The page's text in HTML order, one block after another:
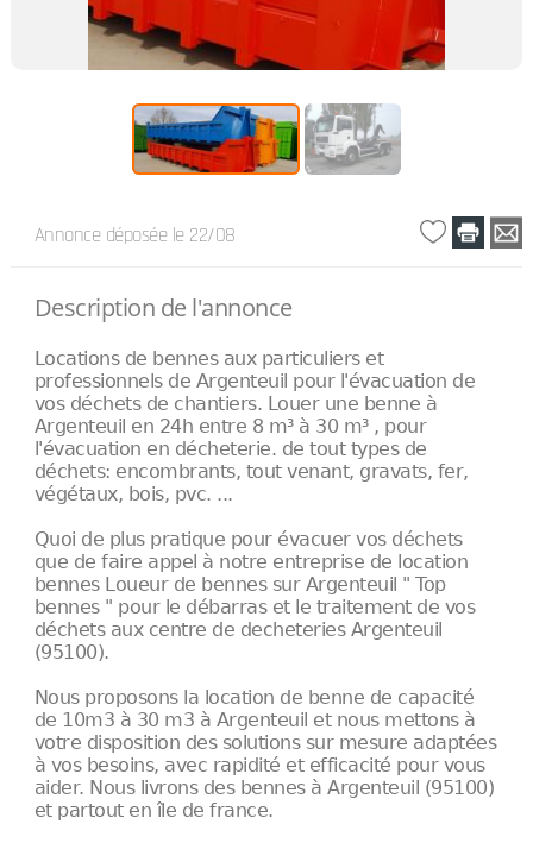
Annonce déposée le 22/08
Description de l'annonce
Locations de bennes aux particuliers et
professionnels de Argenteuil pour l'évacuation de
vos déchets de chantiers. Louer une benne à
Argenteuil en 24h entre 8 m³ à 30 m³ , pour
l'évacuation en décheterie. de tout types de
déchets: encombrants, tout venant, gravats, fer,
végétaux, bois, pvc. ...
Quoi de plus pratique pour évacuer vos déchets
que de faire appel à notre entreprise de location
bennes Loueur de bennes sur Argenteuil " Top
bennes " pour le débarras et le traitement de vos
déchets aux centre de decheteries Argenteuil
(95100).
Nous proposons la location de benne de capacité
de 10m3 à 30 m3 à Argenteuil et nous mettons à
votre disposition des solutions sur mesure adaptées
à vos besoins, avec rapidité et efficacité pour vous
aider. Nous livrons des bennes à Argenteuil (95100)
et partout en île de france.